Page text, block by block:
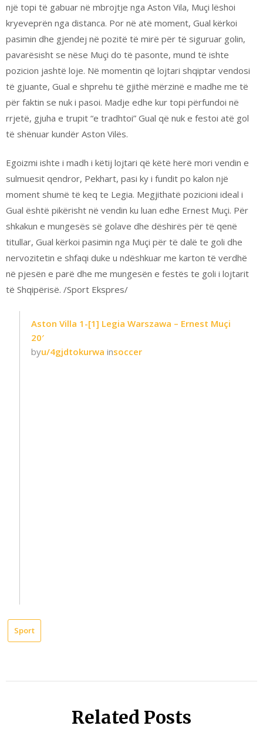
një topi të gabuar në mbrojtje nga Aston Vila, Muçi lëshoi
kryeveprën nga distanca. Por në atë moment, Gual kërkoi
pasimin dhe gjendej në pozitë të mirë për të siguruar golin,
pavarësisht se nëse Muçi do të pasonte, mund të ishte
pozicion jashtë loje. Në momentin që lojtari shqiptar vendosi
të gjuante, Gual e shprehu të gjithë mërzinë e madhe me të
për faktin se nuk i pasoi. Madje edhe kur topi përfundoi në
rrjetë, gjuha e trupit “e tradhtoi” Gual që nuk e festoi atë gol
të shënuar kundër Aston Vilës.
Egoizmi ishte i madh i këtij lojtari që këtë herë mori vendin e
sulmuesit qendror, Pekhart, pasi ky i fundit po kalon një
moment shumë të keq te Legia. Megjithatë pozicioni ideal i
Gual është pikërisht në vendin ku luan edhe Ernest Muçi. Për
shkakun e mungesës së golave dhe dëshirës për të qenë
titullar, Gual kërkoi pasimin nga Muçi për të dalë te goli dhe
nervozitetin e shfaqi duke u ndëshkuar me karton të verdhë
në pjesën e parë dhe me mungesën e festës te goli i lojtarit
të Shqipërisë. /Sport Ekspres/
Aston Villa 1-[1] Legia Warszawa – Ernest Muçi
20′
byu/4gjdtokurwa insoccer
Sport
Related Posts